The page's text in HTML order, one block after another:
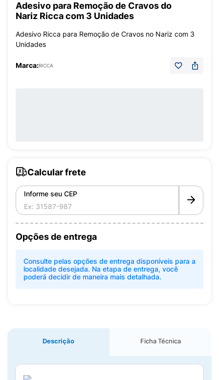
Adesivo para Remoção de Cravos do
Nariz Ricca com 3 Unidades
Adesivo Ricca para Remoção de Cravos no Nariz com 3
Unidades
Marca:RICCA
Calcular frete
Informe seu CEP
Opções de entrega
Consulte pelas opções de entrega disponíveis para a
localidade desejada. Na etapa de entrega, você
poderá decidir de maneira mais detalhada.
Descrição Ficha Técnica